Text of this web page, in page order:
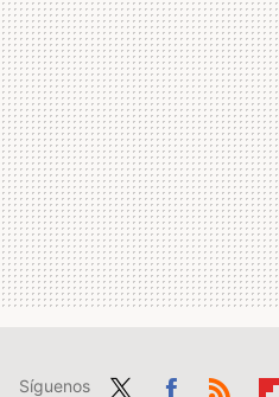
Síguenos